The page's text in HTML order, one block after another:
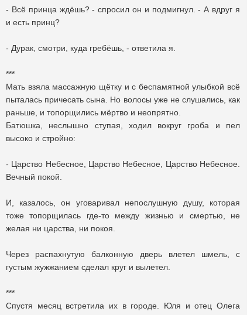
- Всё принца ждёшь? - cпросил он и подмигнул. - А вдруг я
и есть принц?
- Дурак, cмотри, куда гребёшь, - ответила я.
***
Мать взяла массажную щётку и с беспамятной улыбкой всё
пыталась причесать сына. Но волосы уже не слушались, как
раньше, и топорщились мёртво и неопрятно.
Батюшка, неслышно ступая, ходил вокруг гроба и пел
высоко и стройно:
- Царство Небесное, Царство Небесное, Царство Небесное.
Вечный покой.
И, казалось, он уговаривал непослушную душу, которая
тоже топорщилась где-то между жизнью и смертью, не
желая ни царства, ни покоя.
Через распахнутую балконную дверь влетел шмель, c
густым жужжанием сделал круг и вылетел.
***
Спустя месяц встретила их в городе. Юля и отец Олега